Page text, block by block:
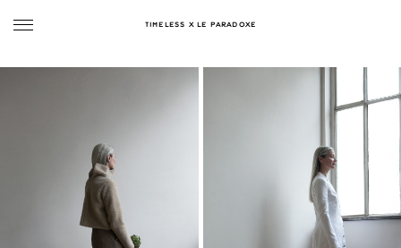
TIMELESS X LE PARADOXE